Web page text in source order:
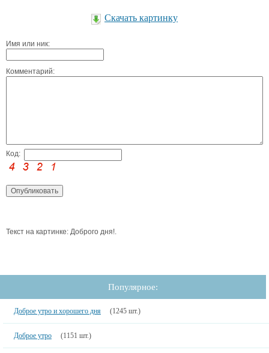
Скачать картинку
Имя или ник:
Комментарий:
Код:
Текст на картинке: Доброго дня!.
Популярное:
Доброе утро и хорошего дня (1245 шт.)
Доброе утро (1151 шт.)